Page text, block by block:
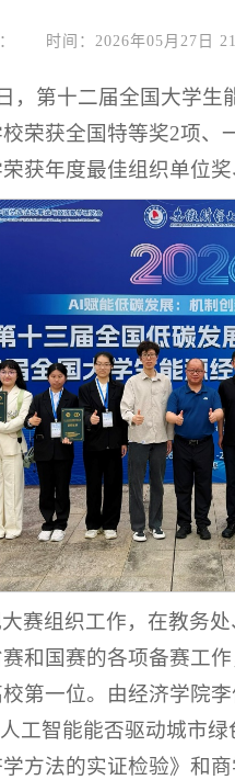
时间：2026年05月27日
，第十二届全国大学
荣获全国特等奖2项、
获年度最佳组织单位奖
赛组织工作，在教务
和国赛的各项备赛工
第一位。由经济学院
人工智能能否驱动城
方法的实证检验》和